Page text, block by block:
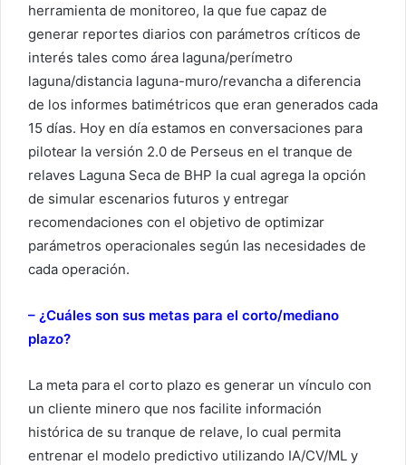
herramienta de monitoreo, la que fue capaz de
generar reportes diarios con parámetros críticos de
interés tales como área laguna/perímetro
laguna/distancia laguna-muro/revancha a diferencia
de los informes batimétricos que eran generados cada
15 días. Hoy en día estamos en conversaciones para
pilotear la versión 2.0 de Perseus en el tranque de
relaves Laguna Seca de BHP la cual agrega la opción
de simular escenarios futuros y entregar
recomendaciones con el objetivo de optimizar
parámetros operacionales según las necesidades de
cada operación.
– ¿Cuáles son sus metas para el corto/mediano
plazo?
La meta para el corto plazo es generar un vínculo con
un cliente minero que nos facilite información
histórica de su tranque de relave, lo cual permita
entrenar el modelo predictivo utilizando IA/CV/ML y